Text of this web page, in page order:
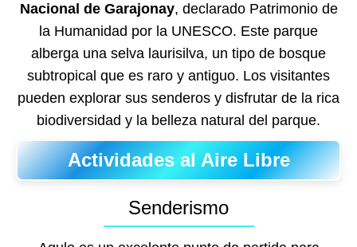
Nacional de Garajonay, declarado Patrimonio de
la Humanidad por la UNESCO. Este parque
alberga una selva laurisilva, un tipo de bosque
subtropical que es raro y antiguo. Los visitantes
pueden explorar sus senderos y disfrutar de la rica
biodiversidad y la belleza natural del parque.
Actividades al Aire Libre
Senderismo